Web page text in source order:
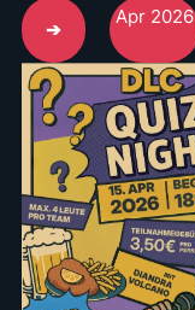
➔
Apr 2026